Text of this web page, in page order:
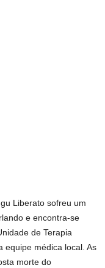
Liberato sofreu um
e encontra-se
de Terapia
equipe médica local. As
morte do